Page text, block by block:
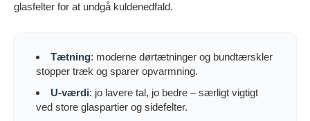
glasfelter for at undgå kuldenedfald.
Tætning: moderne dørtætninger og bundtærskler
stopper træk og sparer opvarmning.
U-værdi: jo lavere tal, jo bedre – særligt vigtigt
ved store glaspartier og sidefelter.